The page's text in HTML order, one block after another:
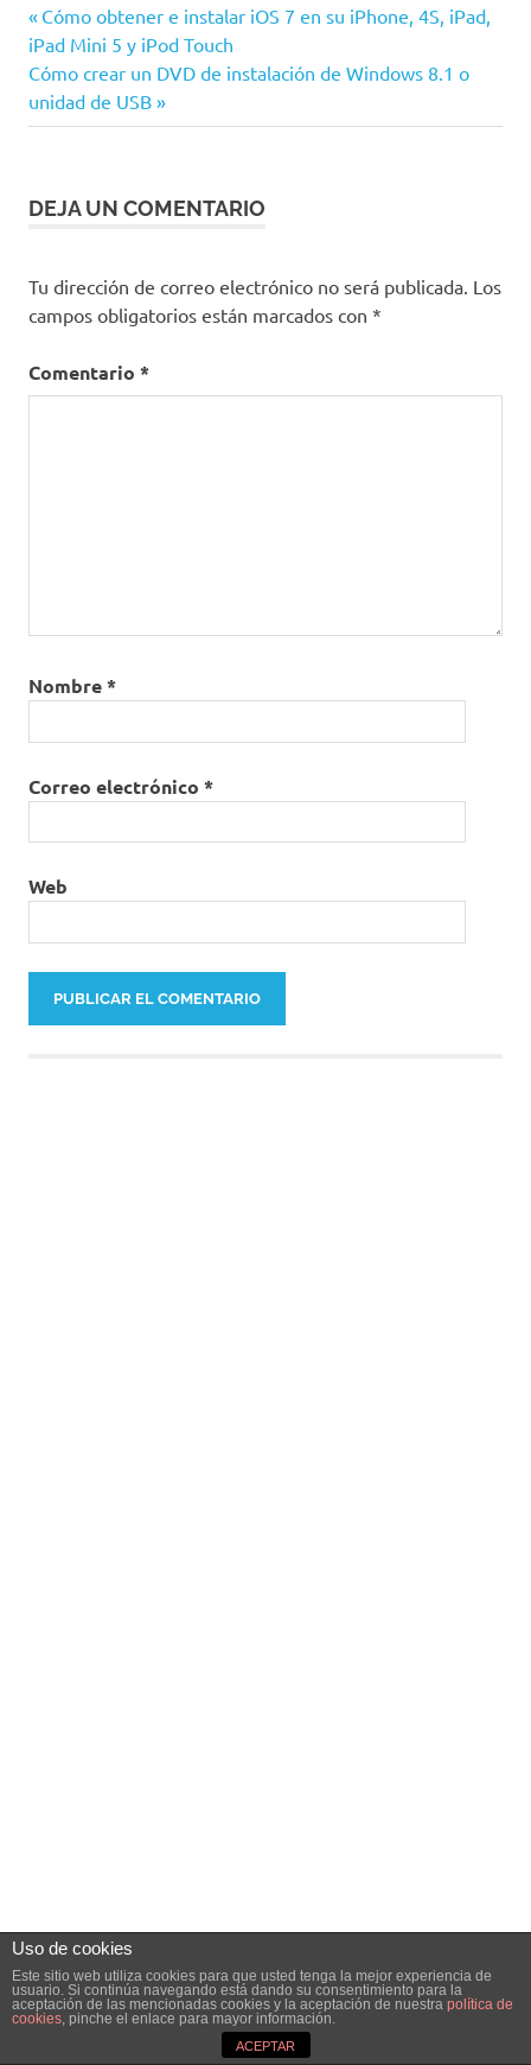
8
Windows
Navegación
de
entradas
Entrada
anterior:
Cómo obtener e instalar iOS 7 en su iPhone, 4S, iPad,
iPad Mini 5 y iPod Touch
Siguiente
entrada:
Cómo crear un DVD de instalación de Windows 8.1 o
unidad de USB
DEJA UN COMENTARIO
Tu dirección de correo electrónico no será publicada. Los
campos obligatorios están marcados con *
Comentario *
Nombre*
Correo electrónico *
Web
Uso de cookies
Este sitio web utiliza cookies para que usted tenga la mejor experiencia de
usuario. Si continúa navegando está dando su consentimiento para la
aceptación de las mencionadas cookies y la aceptación de nuestra política de
cookies, pinche el enlace para mayor información.
ACEPTAR